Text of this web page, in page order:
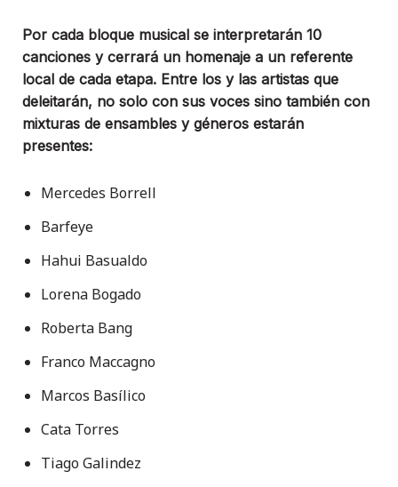
Por cada bloque musical se interpretarán 10
canciones y cerrará un homenaje a un referente
local de cada etapa. Entre los y las artistas que
deleitarán, no solo con sus voces sino también con
mixturas de ensambles y géneros estarán
presentes:
Mercedes Borrell
Barfeye
Hahui Basualdo
Lorena Bogado
Roberta Bang
Franco Maccagno
Marcos Basílico
Cata Torres
Tiago Galindez